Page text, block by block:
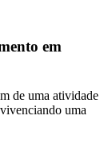
em
de uma atividade
uma